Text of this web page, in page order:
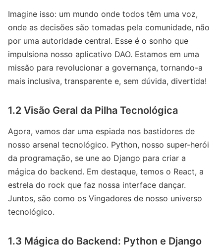
Imagine isso: um mundo onde todos têm uma voz,
onde as decisões são tomadas pela comunidade, não
por uma autoridade central. Esse é o sonho que
impulsiona nosso aplicativo DAO. Estamos em uma
missão para revolucionar a governança, tornando-a
mais inclusiva, transparente e, sem dúvida, divertida!
1.2 Visão Geral da Pilha Tecnológica
Agora, vamos dar uma espiada nos bastidores de
nosso arsenal tecnológico. Python, nosso super-herói
da programação, se une ao Django para criar a
mágica do backend. Em destaque, temos o React, a
estrela do rock que faz nossa interface dançar.
Juntos, são como os Vingadores de nosso universo
tecnológico.
1.3 Mágica do Backend: Python e Django